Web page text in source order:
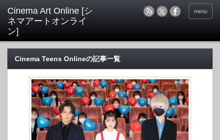
menu
Cinema Teens Onlineの記事一覧